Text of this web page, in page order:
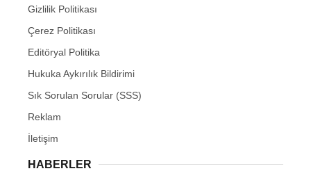
Gizlilik Politikası
Çerez Politikası
Editöryal Politika
Hukuka Aykırılık Bildirimi
Sık Sorulan Sorular (SSS)
Reklam
İletişim
HABERLER